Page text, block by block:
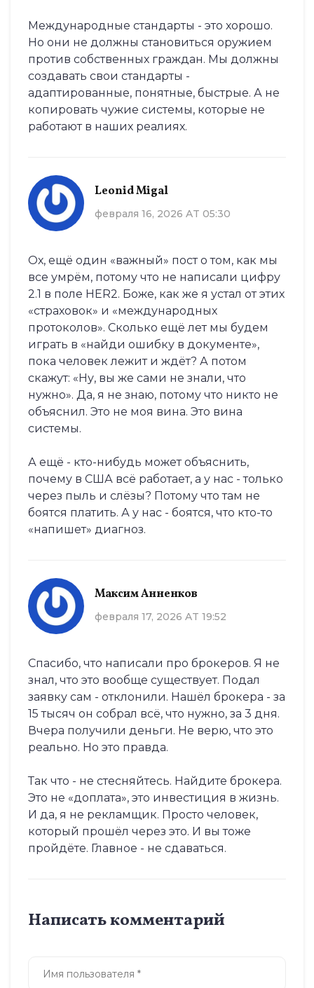
Международные стандарты - это хорошо.
Но они не должны становиться оружием
против собственных граждан. Мы должны
создавать свои стандарты -
адаптированные, понятные, быстрые. А не
копировать чужие системы, которые не
работают в наших реалиях.
Leonid Migal
февраля 16, 2026 AT 05:30
Ох, ещё один «важный» пост о том, как мы
все умрём, потому что не написали цифру
2.1 в поле HER2. Боже, как же я устал от этих
«страховок» и «международных
протоколов». Сколько ещё лет мы будем
играть в «найди ошибку в документе»,
пока человек лежит и ждёт? А потом
скажут: «Ну, вы же сами не знали, что
нужно». Да, я не знаю, потому что никто не
объяснил. Это не моя вина. Это вина
системы.
А ещё - кто-нибудь может объяснить,
почему в США всё работает, а у нас - только
через пыль и слёзы? Потому что там не
боятся платить. А у нас - боятся, что кто-то
«напишет» диагноз.
Максим Анненков
февраля 17, 2026 AT 19:52
Спасибо, что написали про брокеров. Я не
знал, что это вообще существует. Подал
заявку сам - отклонили. Нашёл брокера - за
15 тысяч он собрал всё, что нужно, за 3 дня.
Вчера получили деньги. Не верю, что это
реально. Но это правда.
Так что - не стесняйтесь. Найдите брокера.
Это не «доплата», это инвестиция в жизнь.
И да, я не рекламщик. Просто человек,
который прошёл через это. И вы тоже
пройдёте. Главное - не сдаваться.
Написать комментарий